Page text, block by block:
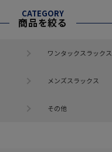
CATEGORY
商品を絞る
ワンタックスラックス
メンズスラックス
その他